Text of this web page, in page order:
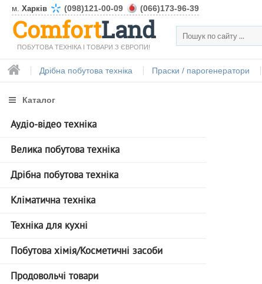
м. Харків (098)121-00-09 (066)173-96-39
ComfortLand
ПОБУТОВА ТЕХНІКА І ТОВАРИ З ЄВРОПИ!
Дрібна побутова техніка Праски / парогенератори
Каталог
Аудіо-відео техніка
Велика побутова техніка
Дрібна побутова техніка
Кліматична техніка
Техніка для кухні
Побутова хімія/Косметичні засоби
Продовольчі товари